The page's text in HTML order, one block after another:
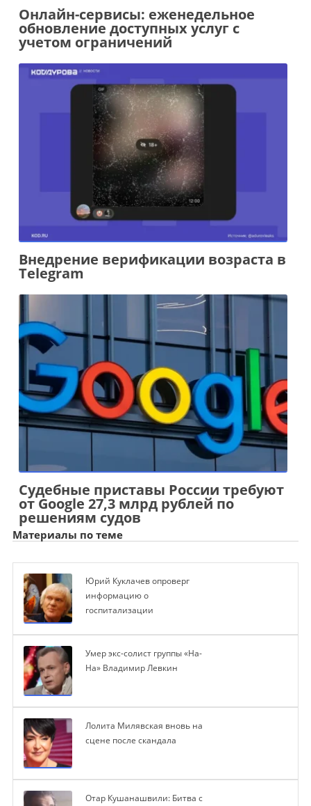
Онлайн-сервисы: еженедельное
обновление доступных услуг с
учетом ограничений
Внедрение верификации возраста в
Telegram
Судебные приставы России требуют
от Google 27,3 млрд рублей по
решениям судов
Материалы по теме
Юрий Куклачев опроверг
информацию о
госпитализации
Умер экс-солист группы «На-
На» Владимир Левкин
Лолита Милявская вновь на
сцене после скандала
Отар Кушанашвили: Битва с